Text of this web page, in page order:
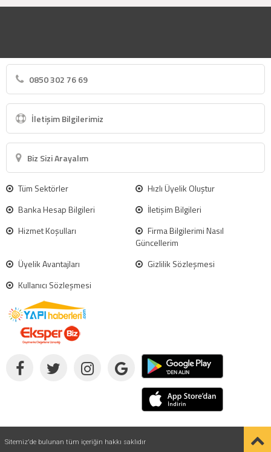
0850 302 76 69
İletişim Bilgilerimiz
Biz Sizi Arayalım
Tüm Sektörler
Hızlı Üyelik Oluştur
Banka Hesap Bilgileri
İletişim Bilgileri
Hizmet Koşulları
Firma Bilgilerimi Nasıl
Güncellerim
Üyelik Avantajları
Gizlilik Sözleşmesi
Kullanıcı Sözleşmesi
Sitemiz'de bulunan tüm içeriğin hakkı saklıdır